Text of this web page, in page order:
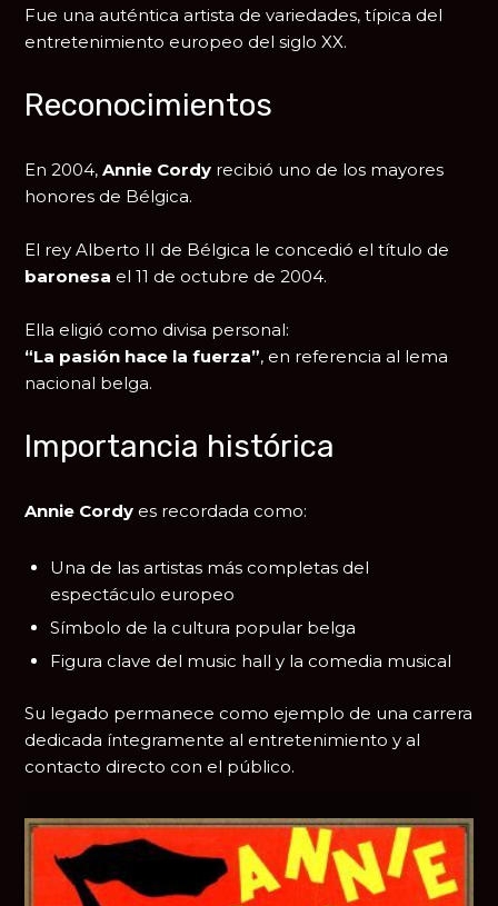
Fue una auténtica artista de variedades, típica del
entretenimiento europeo del siglo XX.
Reconocimientos
En 2004,Annie Cordy recibió uno de los mayores
honores de Bélgica.
El reyAlberto II de Bélgica le concedió el título de
baronesa el 11 de octubre de 2004.
Ella eligió como divisa personal:
“La pasión hace la fuerza”, en referencia al lema
nacional belga.
Importancia histórica
Annie Cordy es recordada como:
Una de las artistas más completas del
espectáculo europeo
Símbolo de la cultura popular belga
Figura clave del music hall y la comedia musical
Su legado permanece como ejemplo de una carrera
dedicada íntegramente al entretenimiento y al
contacto directo con el público.